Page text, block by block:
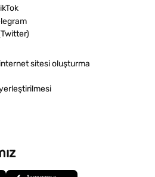
sitesi oluşturma